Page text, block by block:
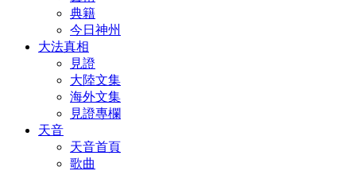
典籍
今日神州
大法真相
見證
大陸文集
海外文集
見證專欄
天音
天音首頁
歌曲